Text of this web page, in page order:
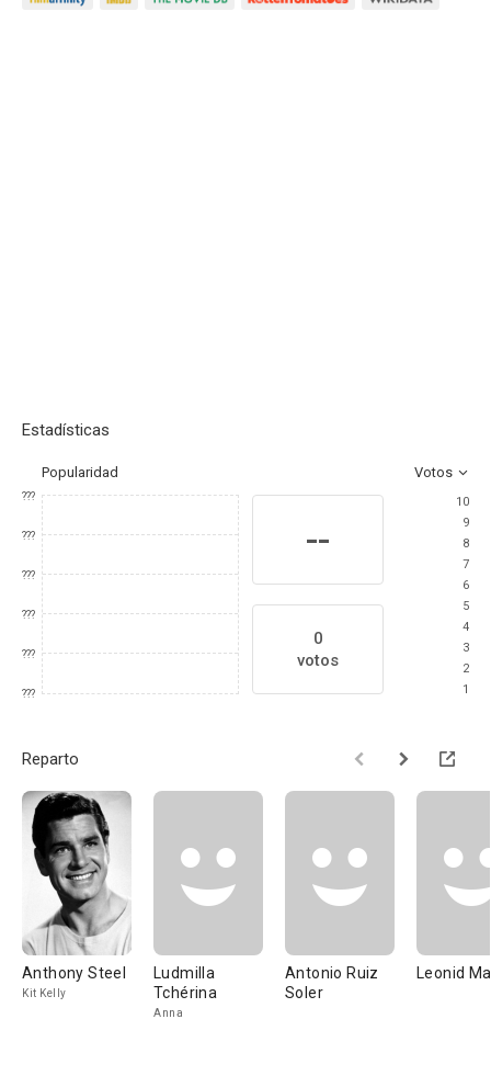
Estadísticas
Popularidad Votos
???
???
???
???
???
???
--
0
votos
10
9
8
7
6
5
4
3
2
1
Reparto
Anthony Steel
Kit Kelly
Ludmilla
Tchérina
Anna
Antonio Ruiz
Soler
Leonid